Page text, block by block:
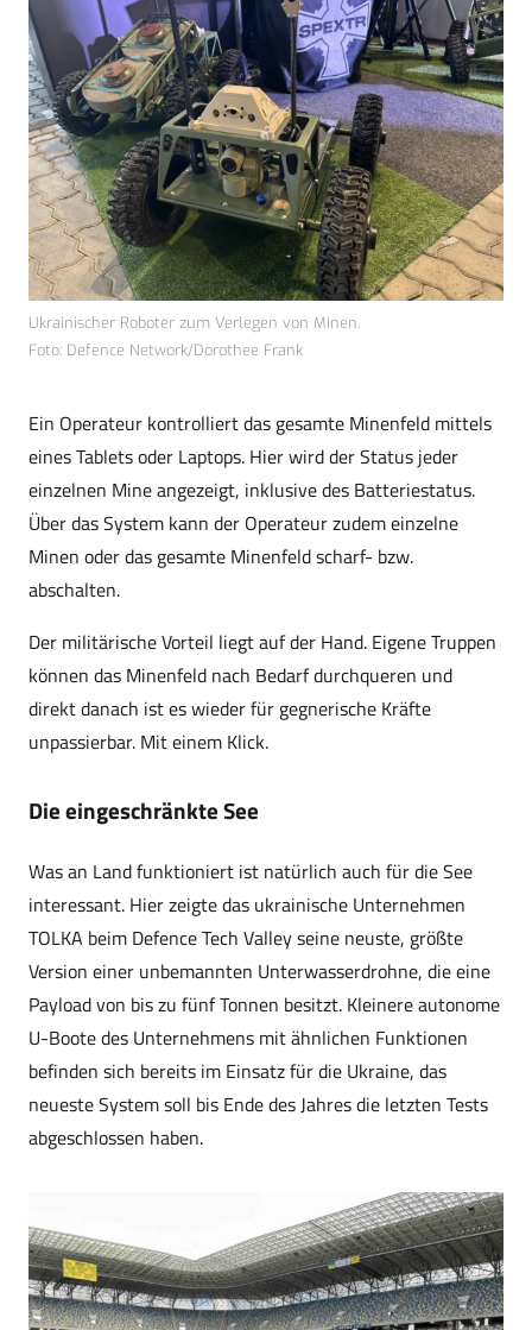
Ukrainischer Roboter zum Verlegen von Minen.
Foto: Defence Network/Dorothee Frank
Ein Operateur kontrolliert das gesamte Minenfeld mittels
eines Tablets oder Laptops. Hier wird der Status jeder
einzelnen Mine angezeigt, inklusive des Batteriestatus.
Über das System kann der Operateur zudem einzelne
Minen oder das gesamte Minenfeld scharf- bzw.
abschalten.
Der militärische Vorteil liegt auf der Hand. Eigene Truppen
können das Minenfeld nach Bedarf durchqueren und
direkt danach ist es wieder für gegnerische Kräfte
unpassierbar. Mit einem Klick.
Die eingeschränkte See
Was an Land funktioniert ist natürlich auch für die See
interessant. Hier zeigte das ukrainische Unternehmen
TOLKA beim Defence Tech Valley seine neuste, größte
Version einer unbemannten Unterwasserdrohne, die eine
Payload von bis zu fünf Tonnen besitzt. Kleinere autonome
U-Boote des Unternehmens mit ähnlichen Funktionen
befinden sich bereits im Einsatz für die Ukraine, das
neueste System soll bis Ende des Jahres die letzten Tests
abgeschlossen haben.